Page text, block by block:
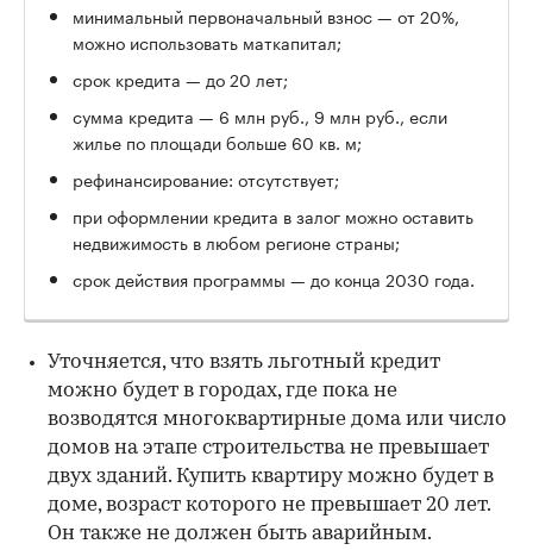
минимальный первоначальный взнос — от 20%,
можно использовать маткапитал;
срок кредита — до 20 лет;
сумма кредита — 6 млн руб., 9 млн руб., если
жилье по площади больше 60 кв. м;
рефинансирование: отсутствует;
при оформлении кредита в залог можно оставить
недвижимость в любом регионе страны;
срок действия программы — до конца 2030 года.
Уточняется, что взять льготный кредит
можно будет в городах, где пока не
возводятся многоквартирные дома или число
домов на этапе строительства не превышает
двух зданий. Купить квартиру можно будет в
доме, возраст которого не превышает 20 лет.
Он также не должен быть аварийным.